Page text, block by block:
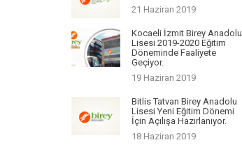
21 Haziran 2019
Kocaeli İzmit Birey Anadolu
Lisesi 2019-2020 Eğitim
Döneminde Faaliyete
Geçiyor.
19 Haziran 2019
Bitlis Tatvan Birey Anadolu
Lisesi Yeni Eğitim Dönemi
İçin Açılışa Hazırlanıyor.
18 Haziran 2019